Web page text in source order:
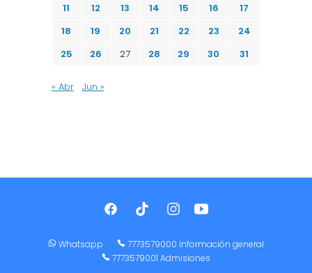
11
12 13 14 15 16
17
18
19 20 21 22 23
24
25
26 27 28 29 30 31
« Abr Jun »
Whatsapp
7773579000 Información general
7773579001 Admisiones